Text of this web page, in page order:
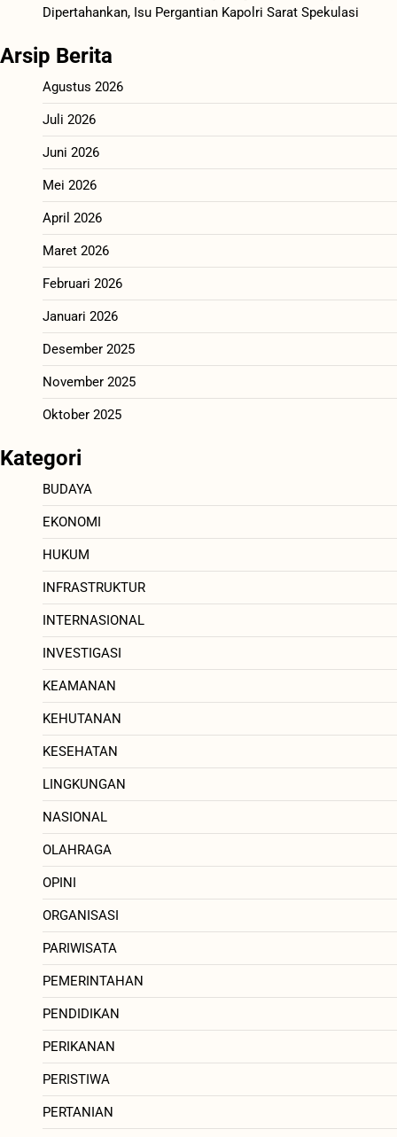
Dipertahankan, Isu Pergantian Kapolri Sarat Spekulasi
Arsip Berita
Agustus 2026
Juli 2026
Juni 2026
Mei 2026
April 2026
Maret 2026
Februari 2026
Januari 2026
Desember 2025
November 2025
Oktober 2025
Kategori
BUDAYA
EKONOMI
HUKUM
INFRASTRUKTUR
INTERNASIONAL
INVESTIGASI
KEAMANAN
KEHUTANAN
KESEHATAN
LINGKUNGAN
NASIONAL
OLAHRAGA
OPINI
ORGANISASI
PARIWISATA
PEMERINTAHAN
PENDIDIKAN
PERIKANAN
PERISTIWA
PERTANIAN